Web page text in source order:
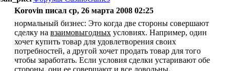
Korovin писал ср, 26 марта 2008 02:25
нормальный бизнес: Это когда две стороны совершают
сделку на взаимовыгодных условиях. Например, один
хочет купить товар для удовлетворения своих
потребностей, а другой хочет продать товар для того
чтобы заработать. Если условия сделки устаривают обе
стороны, они ее совершают и все довольны.